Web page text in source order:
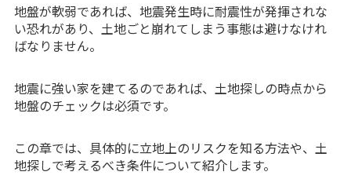
地盤が軟弱であれば、地震発生時に耐震性が発揮されな
い恐れがあり、土地ごと崩れてしまう事態は避けなけれ
ばなりません。
地震に強い家を建てるのであれば、土地探しの時点から
地盤のチェックは必須です。
この章では、具体的に立地上のリスクを知る方法や、土
地探しで考えるべき条件について紹介します。